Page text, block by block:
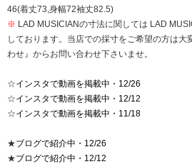
46(着丈73,身幅72袖丈82.5)
※ LAD MUSICIANの寸法に関しては LAD
しております。当店での採寸をご希望の方は大
わせ』からお問い合わせ下さいませ。
☆インスタで動画を掲載中・12/26
☆インスタで動画を掲載中・12/12
☆インスタで動画を掲載中・11/18
★ブログで紹介中・12/26
★ブログで紹介中・12/12